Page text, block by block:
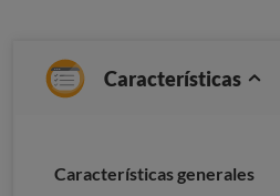
Características
Caracterí­sticas generales